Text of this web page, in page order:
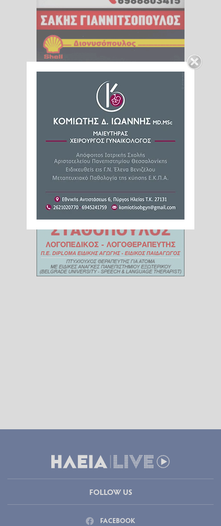
FOLLOW US
FACEBOOK